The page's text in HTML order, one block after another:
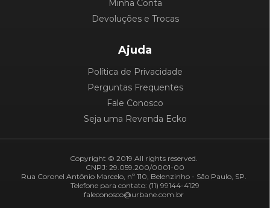
Minha Conta
Devoluções e Trocas
Ajuda
Política de Privacidade
Perguntas Frequentes
Fale Conosco
Seja uma Revenda Ecko
Copyright © 2019 All rights reserved.
CNPJ: 29.059.200/0001-00
Rua Coronel Antônio Marcelo, nº 110, Belenzinho - São Paulo, SP.
Telefone para contato: (11) 99144-4129
faleconosco@urbane.com.br